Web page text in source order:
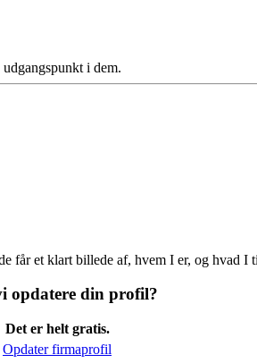
i dem.
får et klart billede af, hvem I er, og hvad I
opdatere din profil?
Det er helt gratis.
Opdater firmaprofil